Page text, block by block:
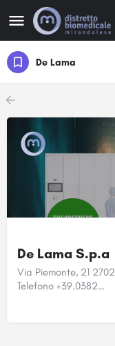
De Lama
De Lama S.p.a
Via Piemonte, 21
Telefono +39.0382…